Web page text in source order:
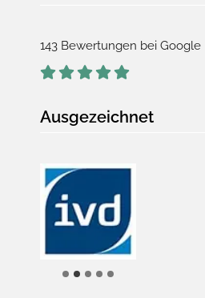
143 Bewertungen bei Google
Ausgezeichnet